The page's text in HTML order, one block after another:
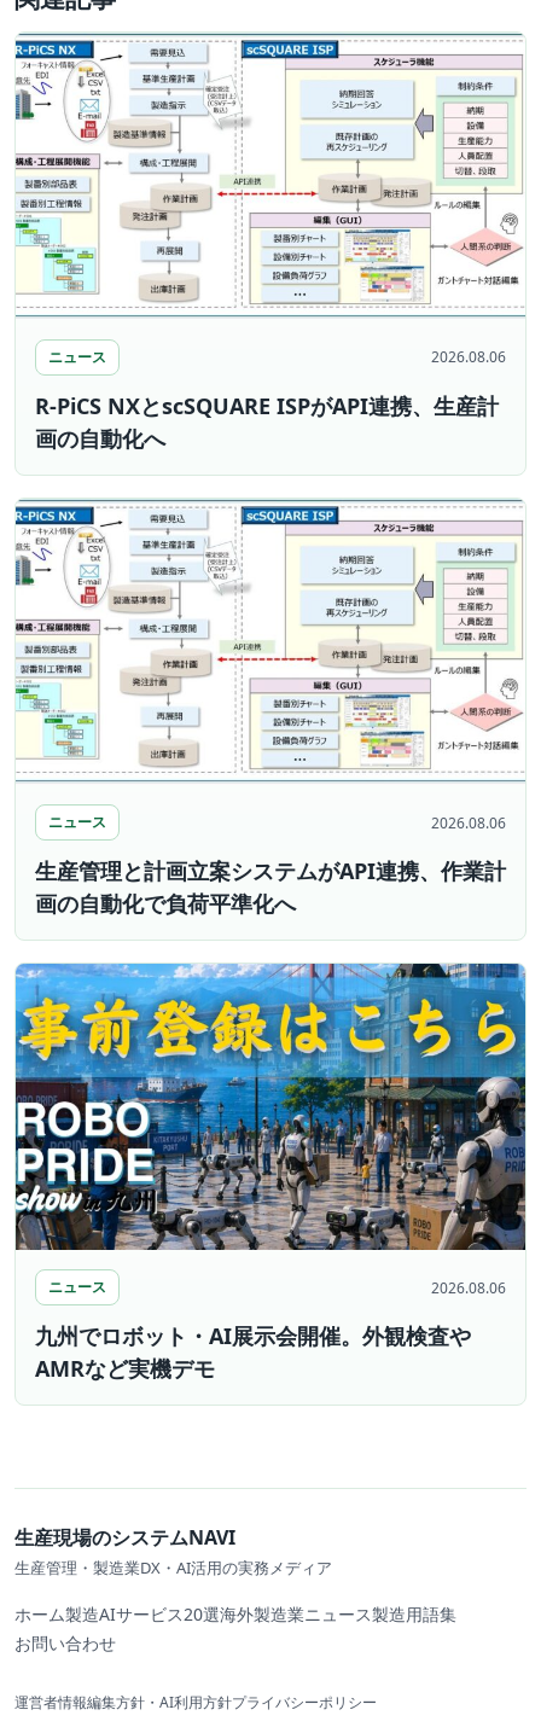
ニュース 2026.08.06
R-PiCS NXとscSQUARE ISPがAPI連携、生産計
画の自動化へ
ニュース 2026.08.06
生産管理と計画立案システムがAPI連携、作業計
画の自動化で負荷平準化へ
ニュース 2026.08.06
九州でロボット・AI展示会開催。外観検査や
AMRなど実機デモ
生産現場のシステムNAVI
生産管理・製造業DX・AI活用の実務メディア
ホーム製造AIサービス20選海外製造業ニュース製造用語集
お問い合わせ
運営者情報編集方針・AI利用方針プライバシーポリシー